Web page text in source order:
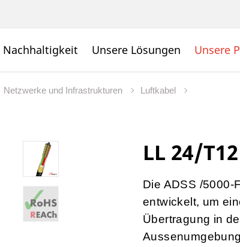
Nachhaltigkeit Unsere Lösungen Unsere
Netzwerke und Infrastrukturen
Luftkabel
LL 24/
Die ADSS /5000-
entwickelt, um
Übertragung in